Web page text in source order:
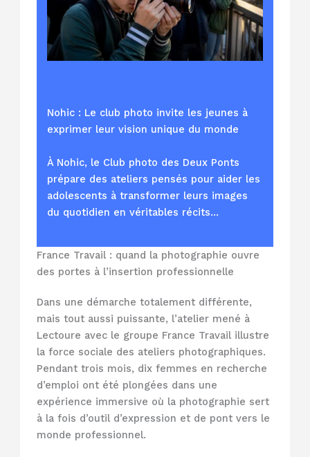
Nohic : Le club photo invite les jeunes à
exprimer leur vision unique du monde
À Nohic, le Club photo des Deux Ponts
prépare des ateliers pensés pour aider les
adolescents à transformer leurs images
du quotidien en véritables récits…
France Travail : quand la photographie ouvre
des portes à l’insertion professionnelle
Dans une démarche totalement différente,
mais tout aussi puissante, l’atelier mené à
Lectoure avec le groupe France Travail illustre
la force sociale des ateliers photographiques.
Pendant trois mois, dix femmes en recherche
d’emploi ont été plongées dans une
expérience immersive où la photographie sert
à la fois d’outil d’expression et de pont vers le
monde professionnel.